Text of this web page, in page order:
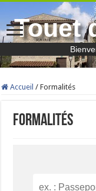
Touet
Accueil / Formalités
Formalités